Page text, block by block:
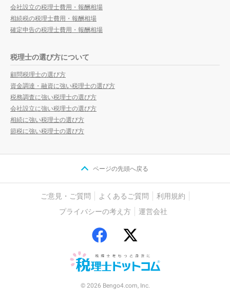
会社設立の税理士費用・報酬相場
相続税の税理士費用・報酬相場
確定申告の税理士費用・報酬相場
税理士の選び方について
顧問税理士の選び方
資金調達・融資に強い税理士の選び方
税務調査に強い税理士の選び方
会社設立に強い税理士の選び方
相続に強い税理士の選び方
節税に強い税理士の選び方
ページの先頭へ戻る
ご意見・ご質問 よくあるご質問
利用規約
プライバシーの考え方
運営会社
© 2026 Bengo4.com, Inc.